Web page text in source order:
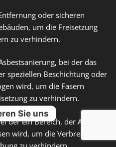
oder sicheren
um die Freisetzung
zu verhindern.
bei der das
speziellen Beschichtung oder
wird, um die Fasern
zu verhindern.
der ein Bereich, der Asbest
wird, um die Verbreitung
Sie uns